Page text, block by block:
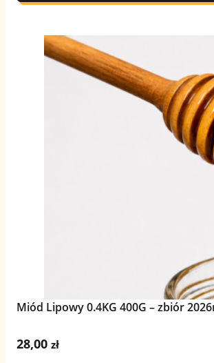
Miód Lipowy 0.4KG 400G – zbiór
28,00zł